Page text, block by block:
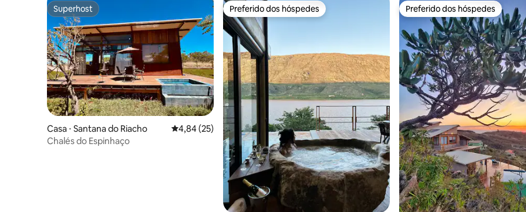
Superhost
Superhost
Casa ⋅ Santana do Riacho 4,84 de uma avaliação média de 5, 25 avaliações
4,84 (25)
Chalés do Espinhaço
Preferido dos hóspedes
Preferido dos hóspedes Preferido dos hóspedes
Preferido dos hóspedes